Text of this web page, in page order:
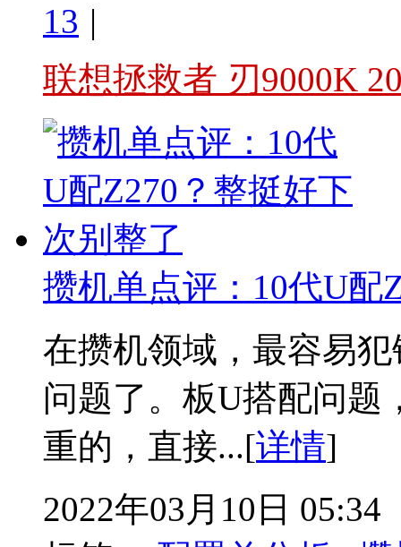
13 |
联想拯救者 刃9000K
攒机单点评：10代U配
在攒机领域，最容易
问题了。板U搭配问题
重的，直接...[详情]
2022年03月10日 05:34